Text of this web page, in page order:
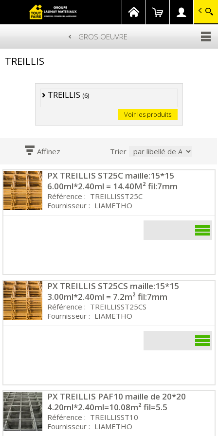
au
contenu
GROUPE LAUNAY MATERIAUX
Gagnez en savoir-faire
GROS OEUVRE
TREILLIS
TREILLIS (6)
Voir les produits
Affinez Trier
PX TREILLIS ST25C maille:15*15
6.00ml*2.40ml = 14.40M² fil:7mm
Référence : TREILLISST25C
Fournisseur : LIAMETHO
PX TREILLIS ST25CS maille:15*15
3.00ml*2.40ml = 7.2m² fil:7mm
Référence : TREILLISST25CS
Fournisseur : LIAMETHO
PX TREILLIS PAF10 maille de 20*20
4.20ml*2.40ml=10.08m² fil=5.5
Référence : TREILLISST10
Fournisseur : LIAMETHO